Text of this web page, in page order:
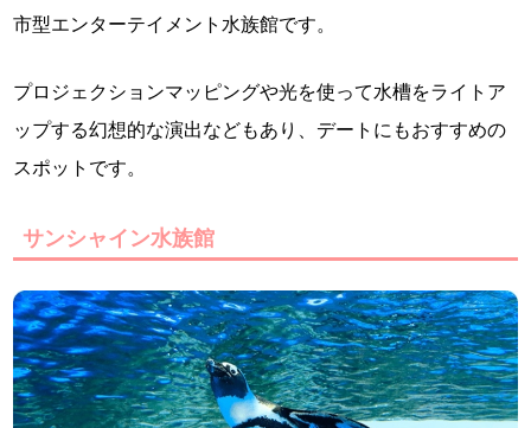
市型エンターテイメント水族館です。
プロジェクションマッピングや光を使って水槽をライトア
ップする幻想的な演出などもあり、デートにもおすすめの
スポットです。
サンシャイン水族館